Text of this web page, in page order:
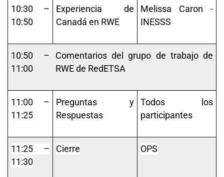
10:30 –
10:50
Experiencia de
Canadá en RWE
Melissa Caron -
INESSS
10:50 –
11:00
Comentarios del grupo de trabajo de
RWE de RedETSA
11:00 –
11:25
Preguntas y
Respuestas
Todos los
participantes
11:25 –
11:30
Cierre OPS